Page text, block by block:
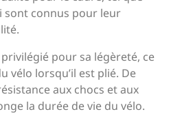
sont connus pour leur
pour sa légèreté, ce
vélo lorsqu’il est plié. De
aux chocs et aux
la durée de vie du vélo.